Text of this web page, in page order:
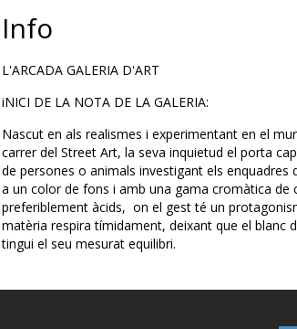
Info
L'ARCADA GALERIA D'ART
iNICI DE LA NOTA DE LA GALERIA:
Nascut en als realismes i experimentant en el
carrer del Street Art, la seva inquietud el porta
de persones o animals investigant els enquadres
a un color de fons i amb una gama cromàtica de
preferiblement àcids, on el gest té un
matèria respira tímidament, deixant que el blanc
tingui el seu mesurat equilibri.